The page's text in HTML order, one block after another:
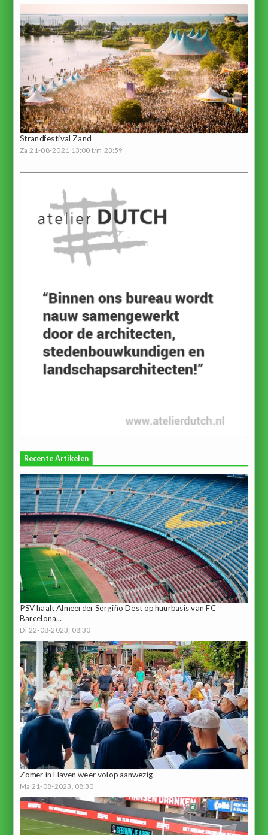
Strandfestival Zand
Za 21-08-2021 13:00 t/m 23:59
Recente Artikelen
PSV haalt Almeerder Sergiño Dest op huurbasis van FC
Barcelona...
Di 22-08-2023, 08:30
Zomer in Haven weer volop aanwezig
Ma 21-08-2023, 08:30